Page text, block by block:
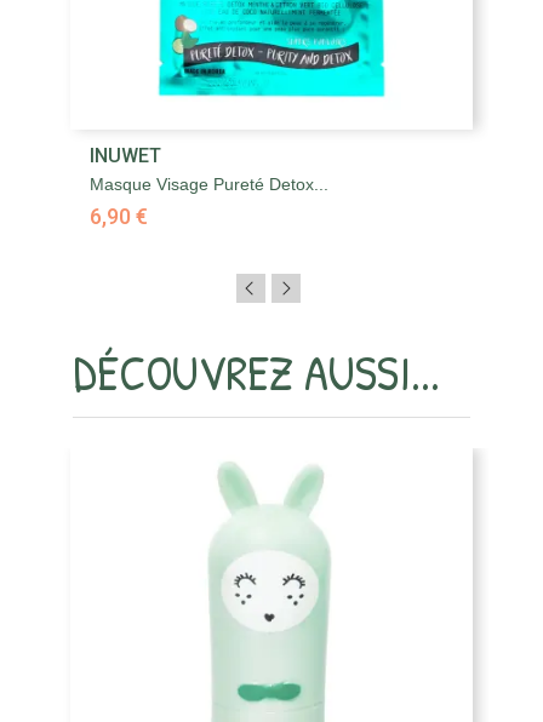
INUWET
Masque Visage Pureté Detox...
6,90 €
DÉCOUVREZ AUSSI...